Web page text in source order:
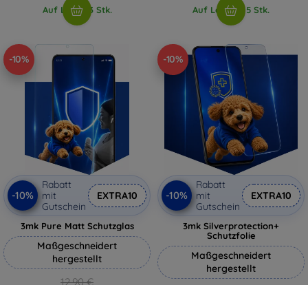
Auf Lager 3 Stk. Auf Lager > 5 Stk.
-10%
-10%
Rabatt
mit
Gutschein
EXTRA10
3mk Pure Matt Schutzglas
Maßgeschneidert
hergestellt
12,90 €
-10%
-10%
Rabatt
mit
Gutschein
EXTRA10
3mk Silverprotection+
Schutzfolie
Maßgeschneidert
hergestellt